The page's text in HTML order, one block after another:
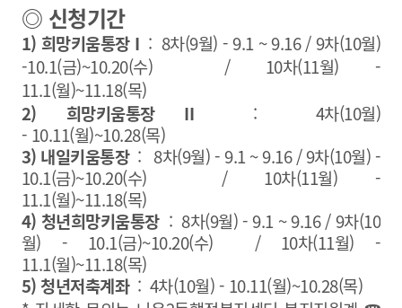
◎ 신청기간
1) 희망키움통장 I : 8차(9월) - 9.1 ~ 9.16 / 9차(10월)
-10.1(금)~10.20(수) / 10차(11월) -
11.1(월)~11.18(목)
2) 희망키움통장 II : 4차(10월)
- 10.11(월)~10.28(목)
3) 내일키움통장 : 8차(9월) - 9.1 ~ 9.16 / 9차(10월) -
10.1(금)~10.20(수) / 10차(11월) -
11.1(월)~11.18(목)
4) 청년희망키움통장: 8차(9월) - 9.1 ~ 9.16 / 9차(10
월) - 10.1(금)~10.20(수) / 10차(11월) -
11.1(월)~11.18(목)
5) 청년저축계좌 : 4차(10월) - 10.11(월)~10.28(목)